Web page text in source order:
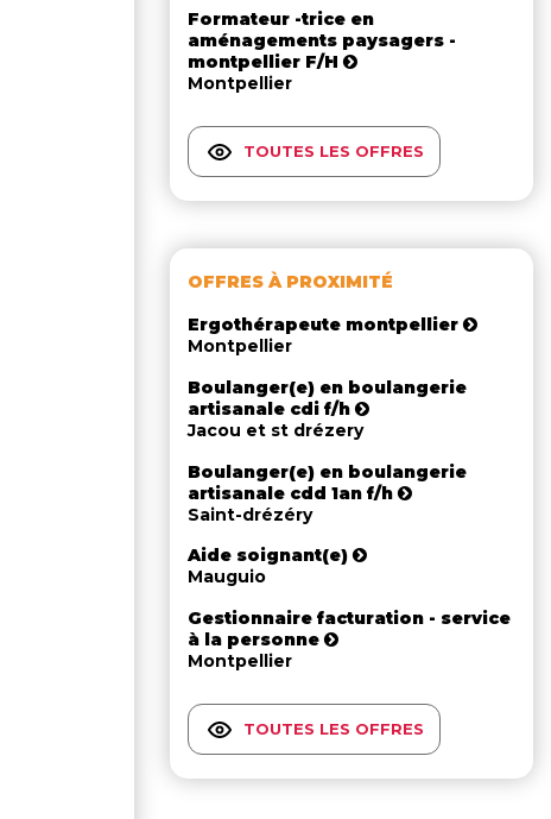
Formateur -trice en
aménagements paysagers -
montpellier F/H
Montpellier
TOUTES LES OFFRES
OFFRES À PROXIMITÉ
Ergothérapeute montpellier
Montpellier
Boulanger(e) en boulangerie
artisanale cdi f/h
Jacou et st drézery
Boulanger(e) en boulangerie
artisanale cdd 1an f/h
Saint-drézéry
Aide soignant(e)
Mauguio
Gestionnaire facturation - service
à la personne
Montpellier
TOUTES LES OFFRES